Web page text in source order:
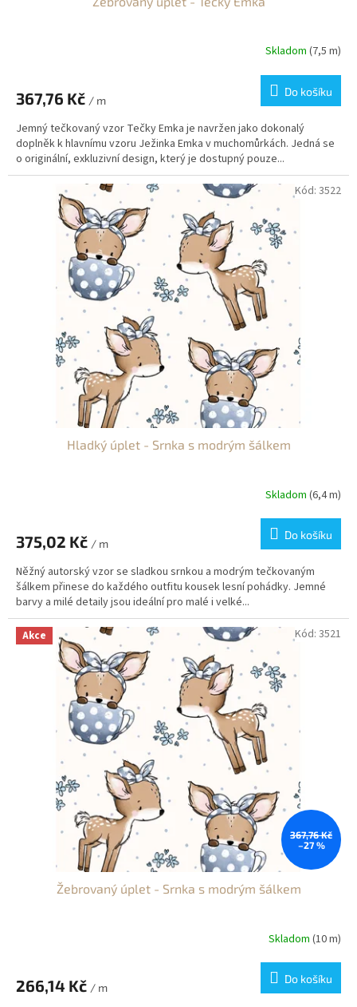
Skladom (7,5 m)
367,76 Kč / m
Do košíku
Jemný tečkovaný vzor Tečky Emka je navržen jako dokonalý
doplněk k hlavnímu vzoru Ježinka Emka v muchomůrkách. Jedná se
o originální, exkluzivní design, který je dostupný pouze...
Hladký úplet - Srnka s modrým šálkem
Skladom (6,4 m)
375,02 Kč / m
Do košíku
Něžný autorský vzor se sladkou srnkou a modrým tečkovaným
šálkem přinese do každého outfitu kousek lesní pohádky. Jemné
barvy a milé detaily jsou ideální pro malé i velké...
Kód: 3522
Akce
367,76 Kč
–27 %
Žebrovaný úplet - Srnka s modrým šálkem
Skladom (10 m)
266,14 Kč / m
Do košíku
Kód: 3521